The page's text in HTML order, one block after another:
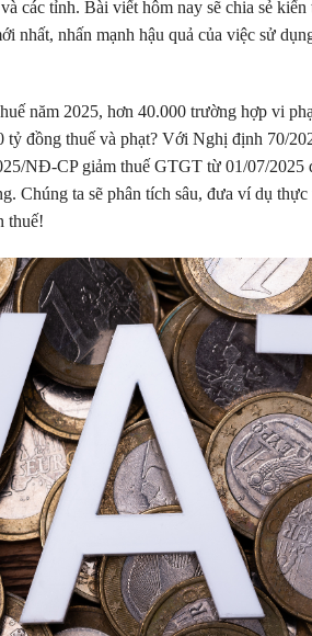
các tỉnh. Bài viết hôm nay sẽ chia sẻ
nhất, nhấn mạnh hậu quả của việc sử
năm 2025, hơn 40.000 trường hợp vi
tỷ đồng thuế và phạt? Với Nghị định 70/
NĐ-CP giảm thuế GTGT từ 01/07/2025
Chúng ta sẽ phân tích sâu, đưa ví dụ
thuế!